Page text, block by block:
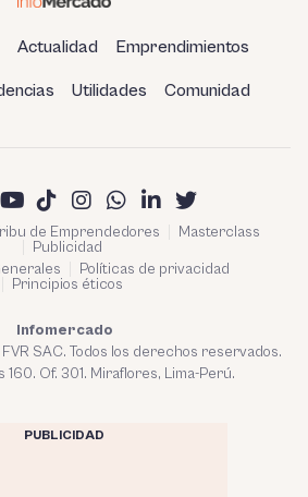
Actualidad Emprendimientos
Utilidades Comunidad
de Emprendedores
Masterclass
Publicidad
Políticas de privacidad
Principios éticos
Infomercado
SAC. Todos los derechos reservados.
160. Of. 301. Miraflores, Lima-Perú.
PUBLICIDAD